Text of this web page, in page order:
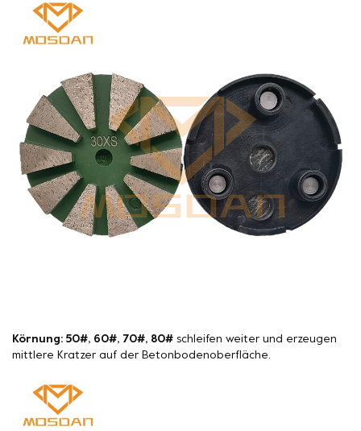
Körnung: 50#, 60#, 70#, 80# schleifen weiter und erzeugen
mittlere Kratzer auf der Betonbodenoberfläche.